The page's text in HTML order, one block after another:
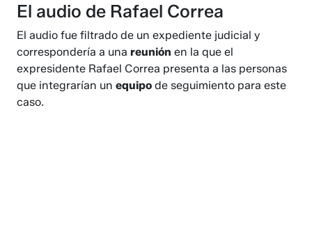
El audio de Rafael Correa
El audio fue filtrado de un expediente judicial y
correspondería a unareunión en la que el
expresidente Rafael Correa presenta a las personas
que integrarían unequipo de seguimiento para este
caso.